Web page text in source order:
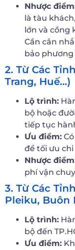
Nhược
là tàu
lớn và cồng
Cần cân
bảo
2. Từ Các
Trang, Huế…)
Lộ trình:
bộ hoặc
tiếp tục
Ưu điểm:
để tối ưu
Nhược
phí vận
3. Từ Các
Pleiku, Buôn
Lộ trình:
bộ đến
Ưu điểm: